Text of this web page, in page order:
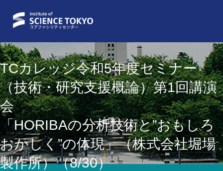
TCカレッジ令和5年度セミナー
（技術・研究支援概論）第1回講演
会
「HORIBAの分析技術と”おもしろ
おかしく”の体現」（株式会社堀場
製作所）（8/30）